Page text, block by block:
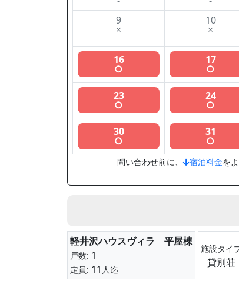
9
×
10
×
16
○
17
○
23
○
24
○
30
○
31
○
問い合わせ前に、 宿泊料金を
軽井沢ハウスヴィラ 平屋棟
戸数: 1
定員: 11 人迄
施設タイ
貸別荘